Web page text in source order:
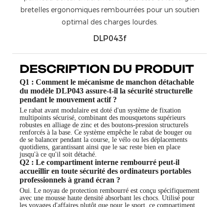
DLP043f
DESCRIPTION DU PRODUIT
Q1 : Comment le mécanisme de manchon détachable
du modèle DLP043 assure-t-il la sécurité structurelle
pendant le mouvement actif ?
Le rabat avant modulaire est doté d'un système de fixation
multipoints sécurisé, combinant des mousquetons supérieurs
robustes en alliage de zinc et des boutons-pression structurels
renforcés à la base. Ce système empêche le rabat de bouger ou
de se balancer pendant la course, le vélo ou les déplacements
quotidiens, garantissant ainsi que le sac reste bien en place
jusqu'à ce qu'il soit détaché.
Q2 : Le compartiment interne rembourré peut-il
accueillir en toute sécurité des ordinateurs portables
professionnels à grand écran ?
Oui. Le noyau de protection rembourré est conçu spécifiquement
avec une mousse haute densité absorbant les chocs. Utilisé pour
les voyages d'affaires plutôt que pour le sport, ce compartiment